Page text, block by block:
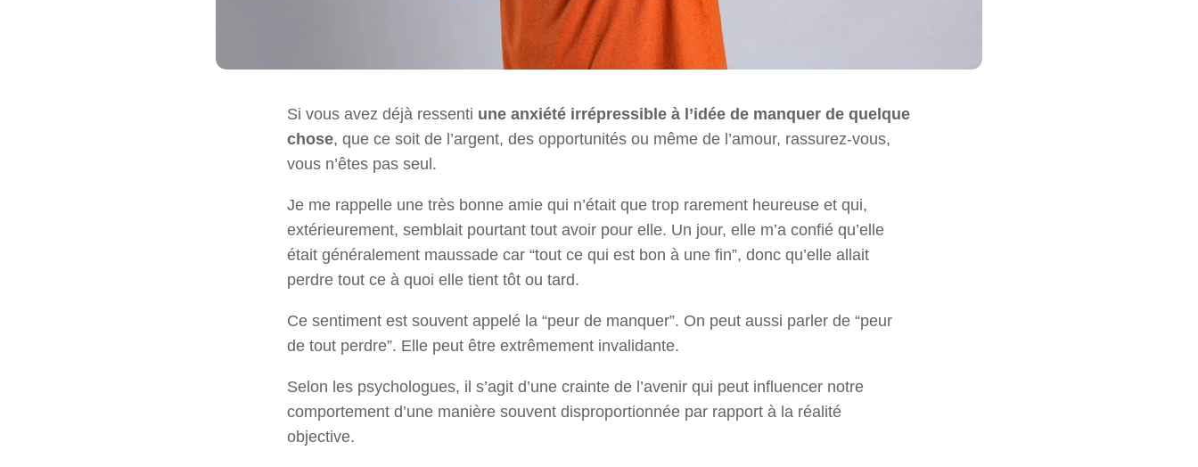
Si vous avez déjà ressenti une anxiété irrépressible à l’idée de manquer de quelque
chose, que ce soit de l’argent, des opportunités ou même de l’amour, rassurez-vous,
vous n’êtes pas seul.
Je me rappelle une très bonne amie qui n’était que trop rarement heureuse et qui,
extérieurement, semblait pourtant tout avoir pour elle. Un jour, elle m’a confié qu’elle
était généralement maussade car “tout ce qui est bon à une fin”, donc qu’elle allait
perdre tout ce à quoi elle tient tôt ou tard.
Ce sentiment est souvent appelé la “peur de manquer”. On peut aussi parler de “peur
de tout perdre”. Elle peut être extrêmement invalidante.
Selon les psychologues, il s’agit d’une crainte de l’avenir qui peut influencer notre
comportement d’une manière souvent disproportionnée par rapport à la réalité
objective.